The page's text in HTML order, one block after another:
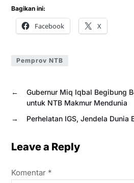
Bagikan ini:
Facebook X
Pemprov NTB
←
Gubernur Miq Iqbal Begibung
untuk NTB Makmur Mendunia
→
Perhelatan IGS, Jendela Dunia
Leave a Reply
Komentar *